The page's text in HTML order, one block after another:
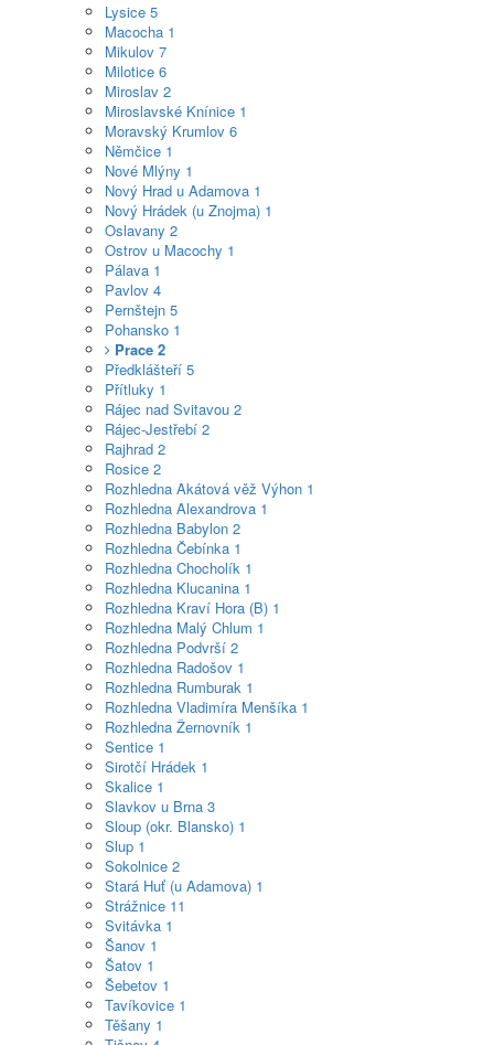
Lysice 5
Macocha 1
Mikulov 7
Milotice 6
Miroslav 2
Miroslavské Knínice 1
Moravský Krumlov 6
Němčice 1
Nové Mlýny 1
Nový Hrad u Adamova 1
Nový Hrádek (u Znojma) 1
Oslavany 2
Ostrov u Macochy 1
Pálava 1
Pavlov 4
Pernštejn 5
Pohansko 1
Prace 2
Předklášteří 5
Přítluky 1
Rájec nad Svitavou 2
Rájec-Jestřebí 2
Rajhrad 2
Rosice 2
Rozhledna Akátová věž Výhon 1
Rozhledna Alexandrova 1
Rozhledna Babylon 2
Rozhledna Čebínka 1
Rozhledna Chocholík 1
Rozhledna Klucanina 1
Rozhledna Kraví Hora (B) 1
Rozhledna Malý Chlum 1
Rozhledna Podvrší 2
Rozhledna Radošov 1
Rozhledna Rumburak 1
Rozhledna Vladimíra Menšíka 1
Rozhledna Žernovník 1
Sentice 1
Sirotčí Hrádek 1
Skalice 1
Slavkov u Brna 3
Sloup (okr. Blansko) 1
Slup 1
Sokolnice 2
Stará Huť (u Adamova) 1
Strážnice 11
Svitávka 1
Šanov 1
Šatov 1
Šebetov 1
Tavíkovice 1
Těšany 1